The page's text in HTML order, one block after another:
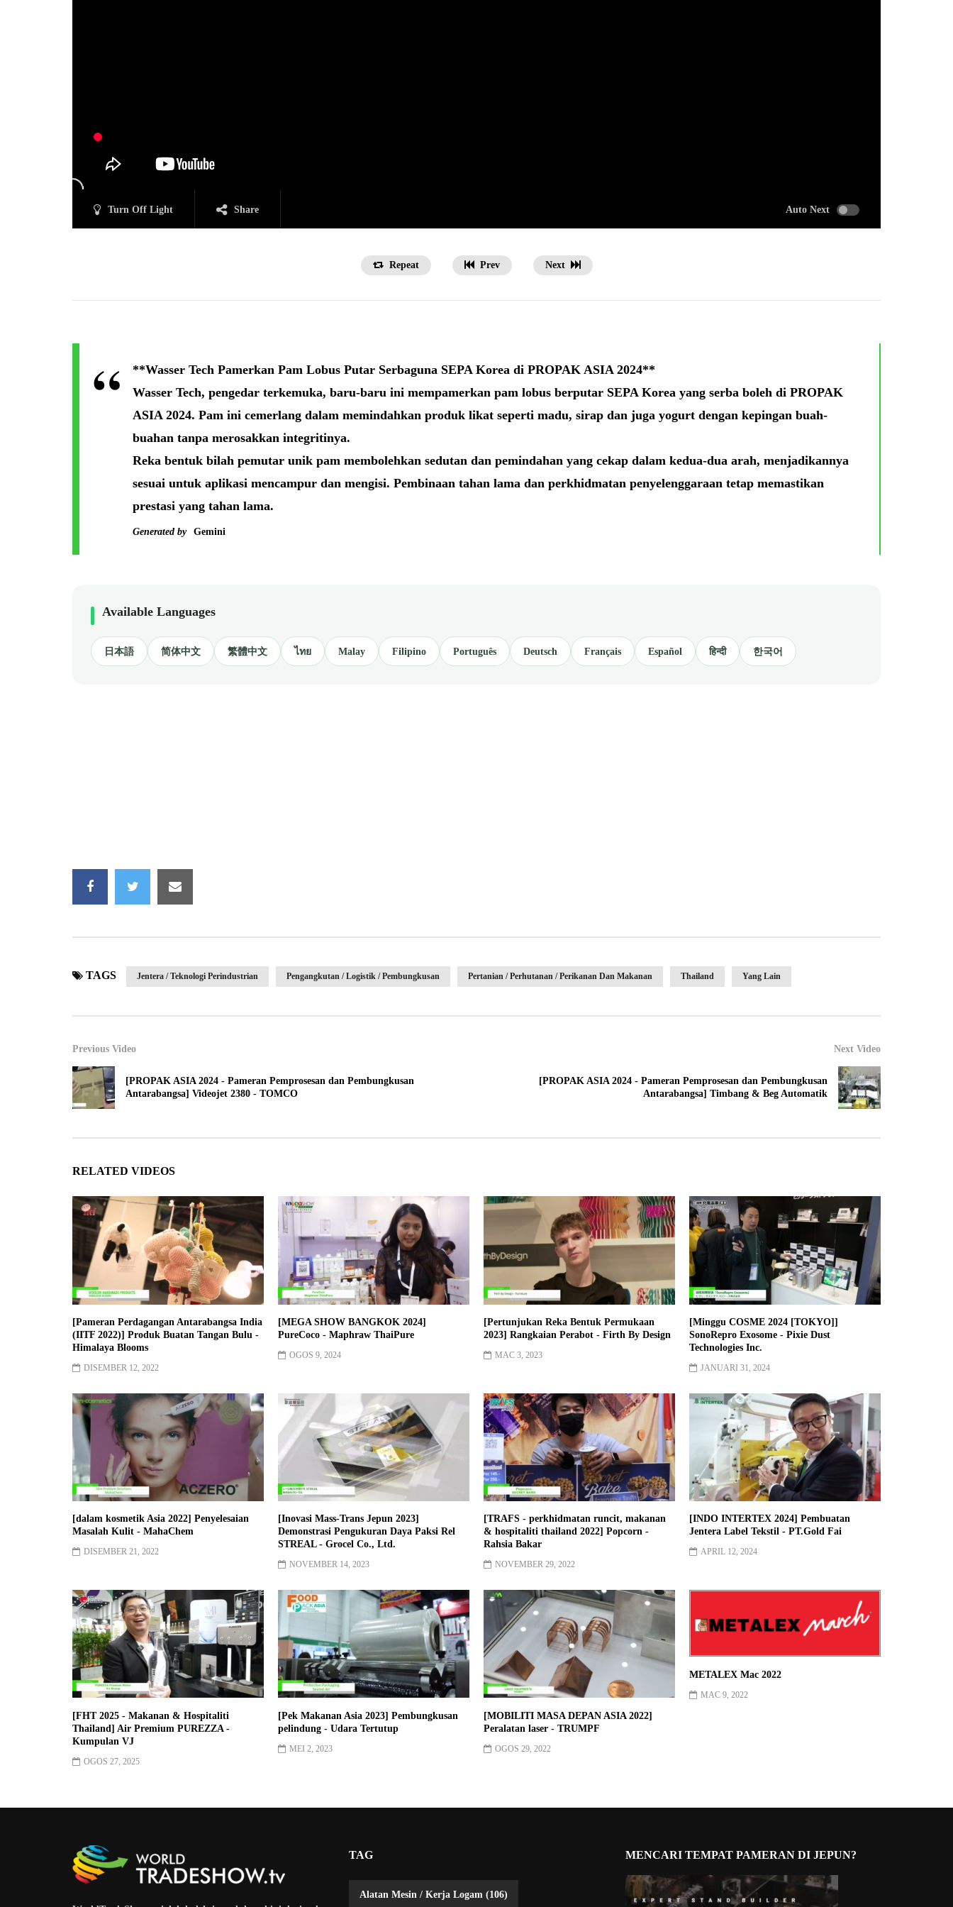
Turn Off Light Share Auto Next
Repeat Prev Next
**Wasser Tech Pamerkan Pam Lobus Putar Serbaguna SEPA Korea di PROPAK ASIA 2024**
Wasser Tech, pengedar terkemuka, baru-baru ini mempamerkan pam lobus berputar SEPA Korea yang serba boleh di PROPAK
ASIA 2024. Pam ini cemerlang dalam memindahkan produk likat seperti madu, sirap dan juga yogurt dengan kepingan buah-
buahan tanpa merosakkan integritinya.
Reka bentuk bilah pemutar unik pam membolehkan sedutan dan pemindahan yang cekap dalam kedua-dua arah, menjadikannya
sesuai untuk aplikasi mencampur dan mengisi. Pembinaan tahan lama dan perkhidmatan penyelenggaraan tetap memastikan
prestasi yang tahan lama.
Generated by Gemini
Available Languages
日本語 简体中文 繁體中文 ไทย Malay Filipino Português Deutsch Français Español हिन्दी 한국어
TAGS Jentera / Teknologi Perindustrian Pengangkutan / Logistik / Pembungkusan Pertanian / Perhutanan / Perikanan Dan Makanan Thailand Yang Lain
Previous Video
[PROPAK ASIA 2024 - Pameran Pemprosesan dan Pembungkusan
Antarabangsa] Videojet 2380 - TOMCO
Next Video
[PROPAK ASIA 2024 - Pameran Pemprosesan dan Pembungkusan
Antarabangsa] Timbang & Beg Automatik
RELATED VIDEOS
[Pameran Perdagangan Antarabangsa India
(IITF 2022)] Produk Buatan Tangan Bulu -
Himalaya Blooms
DISEMBER 12, 2022
[MEGA SHOW BANGKOK 2024]
PureCoco - Maphraw ThaiPure
OGOS 9, 2024
[Pertunjukan Reka Bentuk Permukaan
2023] Rangkaian Perabot - Firth By Design
MAC 3, 2023
[Minggu COSME 2024 [TOKYO]]
SonoRepro Exosome - Pixie Dust
Technologies Inc.
JANUARI 31, 2024
[dalam kosmetik Asia 2022] Penyelesaian
Masalah Kulit - MahaChem
DISEMBER 21, 2022
[Inovasi Mass-Trans Jepun 2023]
Demonstrasi Pengukuran Daya Paksi Rel
STREAL - Grocel Co., Ltd.
NOVEMBER 14, 2023
[TRAFS - perkhidmatan runcit, makanan
& hospitaliti thailand 2022] Popcorn -
Rahsia Bakar
NOVEMBER 29, 2022
[INDO INTERTEX 2024] Pembuatan
Jentera Label Tekstil - PT.Gold Fai
APRIL 12, 2024
[FHT 2025 - Makanan & Hospitaliti
Thailand] Air Premium PUREZZA -
Kumpulan VJ
OGOS 27, 2025
[Pek Makanan Asia 2023] Pembungkusan
pelindung - Udara Tertutup
MEI 2, 2023
[MOBILITI MASA DEPAN ASIA 2022]
Peralatan laser - TRUMPF
OGOS 29, 2022
METALEX Mac 2022
MAC 9, 2022
TAG
Alatan Mesin / Kerja Logam (106)
MENCARI TEMPAT PAMERAN DI JEPUN?